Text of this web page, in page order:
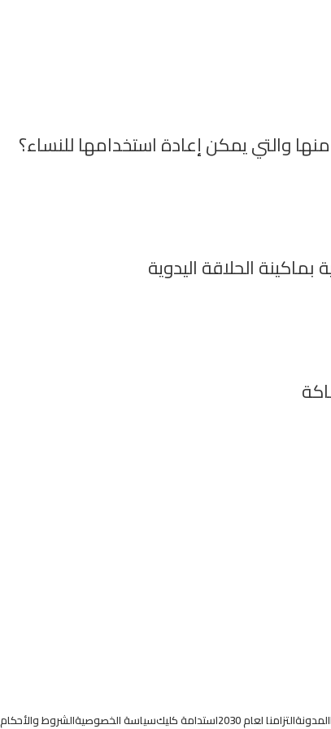
والتي يمكن إعادة استخدامها للنساء؟
الحلاقة اليدوية
المدونةالتزامنا لعام 2030 استدامة كليكسياسة الخصوصيةالشروط والأحكام